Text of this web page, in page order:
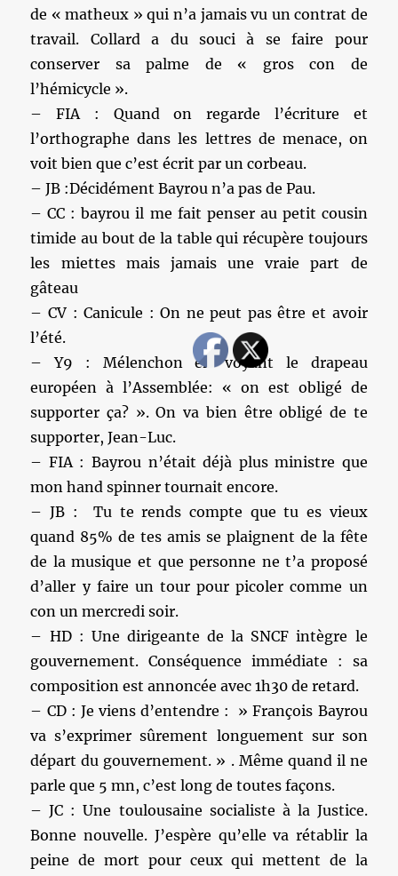
de « matheux » qui n’a jamais vu un contrat de
travail. Collard a du souci à se faire pour
conserver sa palme de « gros con de
l’hémicycle ».
– FIA : Quand on regarde l’écriture et
l’orthographe dans les lettres de menace, on
voit bien que c’est écrit par un corbeau.
– JB :Décidément Bayrou n’a pas de Pau.
– CC : bayrou il me fait penser au petit cousin
timide au bout de la table qui récupère toujours
les miettes mais jamais une vraie part de
gâteau
– CV : Canicule : On ne peut pas être et avoir
l’été.
– Y9 : Mélenchon en voyant le drapeau
européen à l’Assemblée: « on est obligé de
supporter ça? ». On va bien être obligé de te
supporter, Jean-Luc.
– FIA : Bayrou n’était déjà plus ministre que
mon hand spinner tournait encore.
– JB : Tu te rends compte que tu es vieux
quand 85% de tes amis se plaignent de la fête
de la musique et que personne ne t’a proposé
d’aller y faire un tour pour picoler comme un
con un mercredi soir.
– HD : Une dirigeante de la SNCF intègre le
gouvernement. Conséquence immédiate : sa
composition est annoncée avec 1h30 de retard.
– CD : Je viens d’entendre : » François Bayrou
va s’exprimer sûrement longuement sur son
départ du gouvernement. » . Même quand il ne
parle que 5 mn, c’est long de toutes façons.
– JC : Une toulousaine socialiste à la Justice.
Bonne nouvelle. J’espère qu’elle va rétablir la
peine de mort pour ceux qui mettent de la